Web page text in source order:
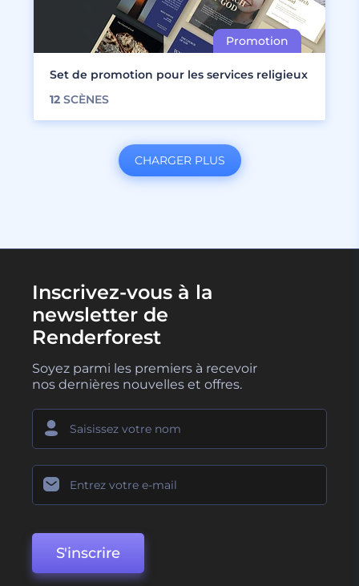
Set de promotion pour les services religieux
12 SCÈNES
CHARGER PLUS
Inscrivez-vous à la
newsletter de
Renderforest
Soyez parmi les premiers à recevoir
nos dernières nouvelles et offres.
S'inscrire